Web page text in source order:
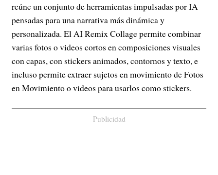
reúne un conjunto de herramientas impulsadas por IA
pensadas para una narrativa más dinámica y
personalizada. El AI Remix Collage permite combinar
varias fotos o videos cortos en composiciones visuales
con capas, con stickers animados, contornos y texto, e
incluso permite extraer sujetos en movimiento de Fotos
en Movimiento o videos para usarlos como stickers.
Publicidad